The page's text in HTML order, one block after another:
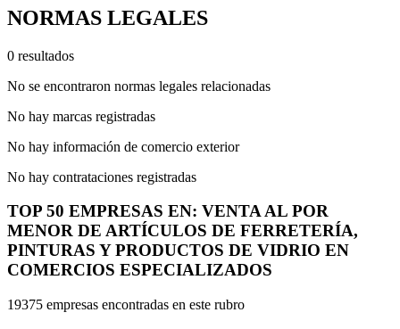
NORMAS LEGALES
0 resultados
No se encontraron normas legales relacionadas
No hay marcas registradas
No hay información de comercio exterior
No hay contrataciones registradas
TOP 50 EMPRESAS EN: VENTA AL POR
MENOR DE ARTÍCULOS DE FERRETERÍA,
PINTURAS Y PRODUCTOS DE VIDRIO EN
COMERCIOS ESPECIALIZADOS
19375 empresas encontradas en este rubro